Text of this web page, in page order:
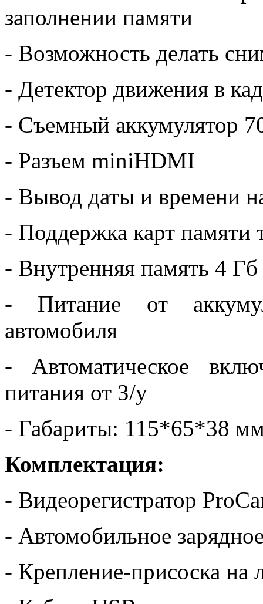
заполнении памяти
- Возможность делать
- Детектор движения в
- Съемный аккумулятор
- Разъем miniHDMI
- Вывод даты и времени
- Поддержка карт памяти
- Внутренняя память 4 Гб
- Питание от
автомобиля
- Автоматическое
питания от З/у
- Габариты: 115*65*38
Комплектация:
- Видеорегистратор
- Автомобильное
- Крепление-присоска на